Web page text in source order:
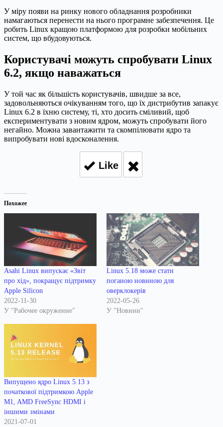
У міру появи на ринку нового обладнання розробники
намагаються перенести на нього програмне забезпечення. Це
робить Linux кращою платформою для розробки мобільних
систем, що вбудовуються.
Користувачі можуть спробувати Linux
6.2, якщо наважаться
У той час як більшість користувачів, швидше за все,
задовольняються очікуванням того, що їх дистрибутив запакує
Linux 6.2 в їхню систему, ті, хто досить сміливий, щоб
експериментувати з новим ядром, можуть спробувати його
негайно. Можна завантажити та скомпілювати ядро та
випробувати нові вдосконалення.
Like
Похожее
Asahi Linux випускає «Звіт
про хід», покращує підтримку
Apple Silicon
2022-11-30
У "Рабочее окружение"
Linux 5.18 може стати
поганою новиною для
оверклокерів
2022-05-26
У "Новини"
Випущено ядро Linux 5.13 з
початкової підтримкою Apple
M1, AMD FreeSync HDMI і
іншими змінами
2021-07-01